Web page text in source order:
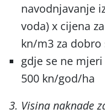
navodnjavanje
voda) x cijena
kn/m3 za dobro
gdje se ne
500 kn/god/ha
3. Visina naknade